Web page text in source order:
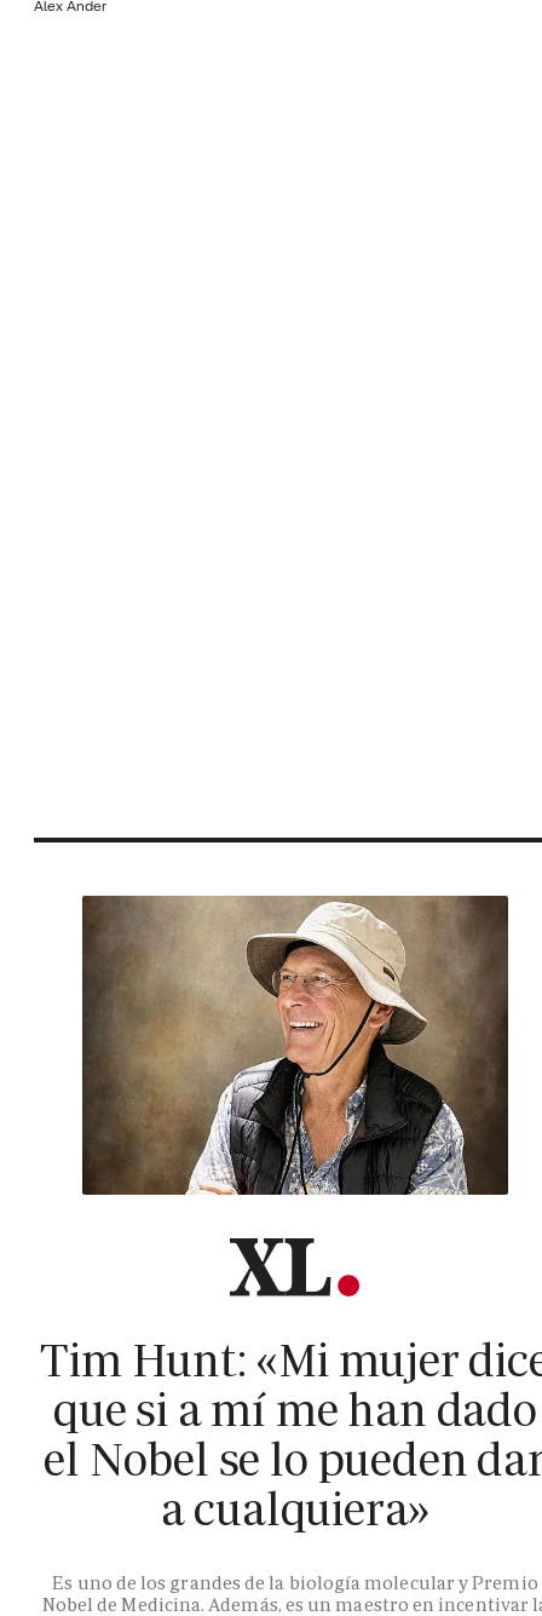
Álex Ander
Tim Hunt: «Mi mujer
que si a mí me han dado
el Nobel se lo pueden
a cualquiera»
Es uno de los grandes de la biología molecular y Premio
Nobel de Medicina. Además, es un maestro en incentivar